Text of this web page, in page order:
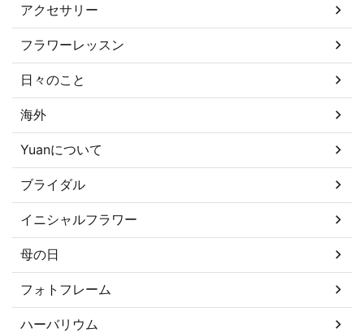
アクセサリー
フラワーレッスン
日々のこと
海外
Yuanについて
ブライダル
イニシャルフラワー
母の日
フォトフレーム
ハーバリウム